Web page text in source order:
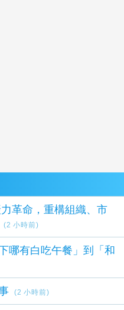
革命，重構組織、市
(2 小時前)
哪有白吃午餐」到「和
(2 小時前)